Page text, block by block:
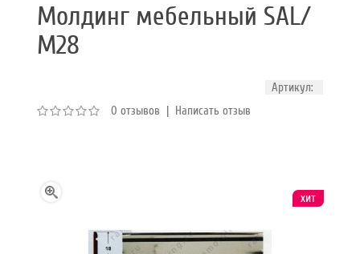
Молдинг мебельный SAL/
М28
Артикул:
0 отзывов | Написать отзыв
хит